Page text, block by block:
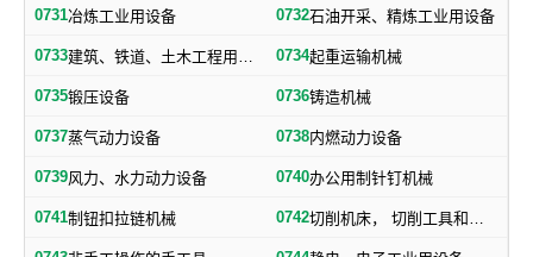
0731冶炼工业用设备 0732石油开采、精炼工业用设备
0733 建筑、铁道、土木工程用机械 0734起重运输机械
0735锻压设备 0736铸造机械
0737蒸气动力设备 0738内燃动力设备
0739风力、水力动力设备 0740办公用制针钉机械
0741制钮扣拉链机械 0742 切削机床， 切削工具和其他金属加工机械